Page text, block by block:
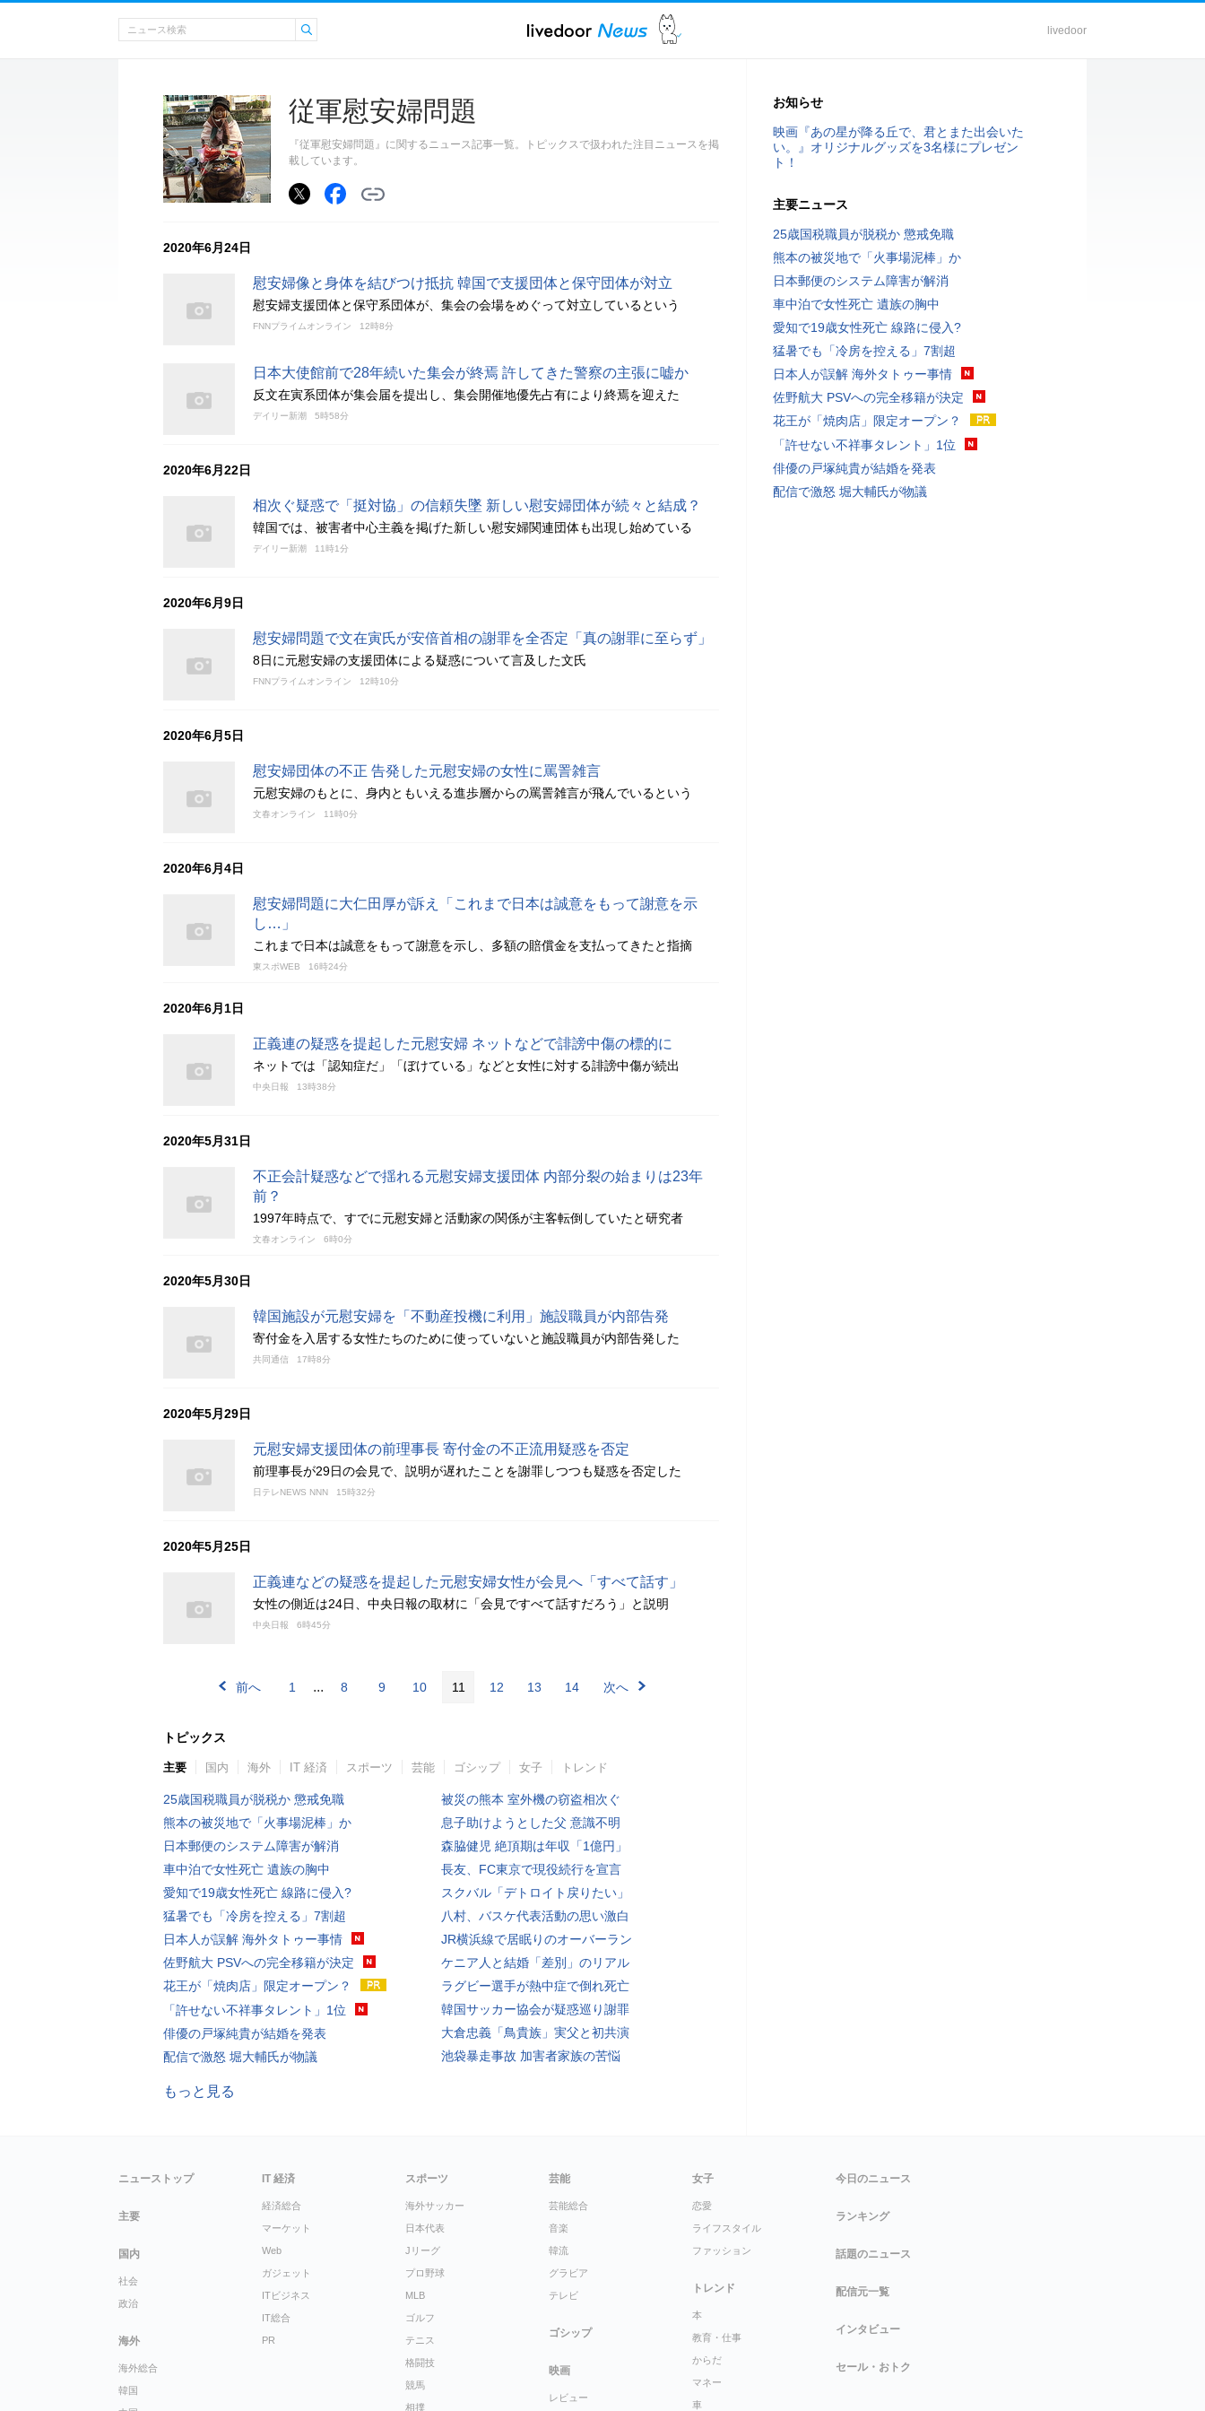
livedoor
従軍慰安婦問題
『従軍慰安婦問題』に関するニュース記事一覧。トピックスで扱われた注目ニュースを掲
載しています。
2020年6月24日
慰安婦像と身体を結びつけ抵抗 韓国で支援団体と保守団体が対立
慰安婦支援団体と保守系団体が、集会の会場をめぐって対立しているという
FNNプライムオンライン 12時8分
日本大使館前で28年続いた集会が終焉 許してきた警察の主張に嘘か
反文在寅系団体が集会届を提出し、集会開催地優先占有により終焉を迎えた
デイリー新潮 5時58分
2020年6月22日
相次ぐ疑惑で「挺対協」の信頼失墜 新しい慰安婦団体が続々と結成？
韓国では、被害者中心主義を掲げた新しい慰安婦関連団体も出現し始めている
デイリー新潮 11時1分
2020年6月9日
慰安婦問題で文在寅氏が安倍首相の謝罪を全否定「真の謝罪に至らず」
8日に元慰安婦の支援団体による疑惑について言及した文氏
FNNプライムオンライン 12時10分
2020年6月5日
慰安婦団体の不正 告発した元慰安婦の女性に罵詈雑言
元慰安婦のもとに、身内ともいえる進歩層からの罵詈雑言が飛んでいるという
文春オンライン 11時0分
2020年6月4日
慰安婦問題に大仁田厚が訴え「これまで日本は誠意をもって謝意を示
し…」
これまで日本は誠意をもって謝意を示し、多額の賠償金を支払ってきたと指摘
東スポWEB 16時24分
2020年6月1日
正義連の疑惑を提起した元慰安婦 ネットなどで誹謗中傷の標的に
ネットでは「認知症だ」「ぼけている」などと女性に対する誹謗中傷が続出
中央日報 13時38分
2020年5月31日
不正会計疑惑などで揺れる元慰安婦支援団体 内部分裂の始まりは23年
前？
1997年時点で、すでに元慰安婦と活動家の関係が主客転倒していたと研究者
文春オンライン 6時0分
2020年5月30日
韓国施設が元慰安婦を「不動産投機に利用」施設職員が内部告発
寄付金を入居する女性たちのために使っていないと施設職員が内部告発した
共同通信 17時8分
2020年5月29日
元慰安婦支援団体の前理事長 寄付金の不正流用疑惑を否定
前理事長が29日の会見で、説明が遅れたことを謝罪しつつも疑惑を否定した
日テレNEWS NNN 15時32分
2020年5月25日
正義連などの疑惑を提起した元慰安婦女性が会見へ「すべて話す」
女性の側近は24日、中央日報の取材に「会見ですべて話すだろう」と説明
中央日報 6時45分
前へ 1 ... 8 9 10 11 12 13 14 次へ
トピックス
主要 国内 海外 IT 経済 スポーツ 芸能 ゴシップ 女子 トレンド
25歳国税職員が脱税か 懲戒免職
熊本の被災地で「火事場泥棒」か
日本郵便のシステム障害が解消
車中泊で女性死亡 遺族の胸中
愛知で19歳女性死亡 線路に侵入?
猛暑でも「冷房を控える」7割超
日本人が誤解 海外タトゥー事情
佐野航大 PSVへの完全移籍が決定
花王が「焼肉店」限定オープン？
「許せない不祥事タレント」1位
俳優の戸塚純貴が結婚を発表
配信で激怒 堀大輔氏が物議
被災の熊本 室外機の窃盗相次ぐ
息子助けようとした父 意識不明
森脇健児 絶頂期は年収「1億円」
長友、FC東京で現役続行を宣言
スクバル「デトロイト戻りたい」
八村、バスケ代表活動の思い激白
JR横浜線で居眠りのオーバーラン
ケニア人と結婚「差別」のリアル
ラグビー選手が熱中症で倒れ死亡
韓国サッカー協会が疑惑巡り謝罪
大倉忠義「鳥貴族」実父と初共演
池袋暴走事故 加害者家族の苦悩
もっと見る
お知らせ
映画『あの星が降る丘で、君とまた出会いた
い。』オリジナルグッズを3名様にプレゼン
ト！
主要ニュース
25歳国税職員が脱税か 懲戒免職
熊本の被災地で「火事場泥棒」か
日本郵便のシステム障害が解消
車中泊で女性死亡 遺族の胸中
愛知で19歳女性死亡 線路に侵入?
猛暑でも「冷房を控える」7割超
日本人が誤解 海外タトゥー事情
佐野航大 PSVへの完全移籍が決定
花王が「焼肉店」限定オープン？
「許せない不祥事タレント」1位
俳優の戸塚純貴が結婚を発表
配信で激怒 堀大輔氏が物議
ニューストップ
主要
国内
社会
政治
海外
海外総合
韓国
IT 経済
経済総合
マーケット
Web
ガジェット
ITビジネス
IT総合
PR
スポーツ
海外サッカー
日本代表
Jリーグ
プロ野球
MLB
ゴルフ
テニス
格闘技
競馬
相撲
芸能
芸能総合
音楽
韓流
グラビア
テレビ
ゴシップ
映画
レビュー
女子
恋愛
ライフスタイル
ファッション
トレンド
本
教育・仕事
からだ
マネー
車
今日のニュース
ランキング
話題のニュース
配信元一覧
インタビュー
セール・おトク